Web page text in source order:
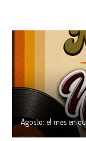
Agosto: el mes en